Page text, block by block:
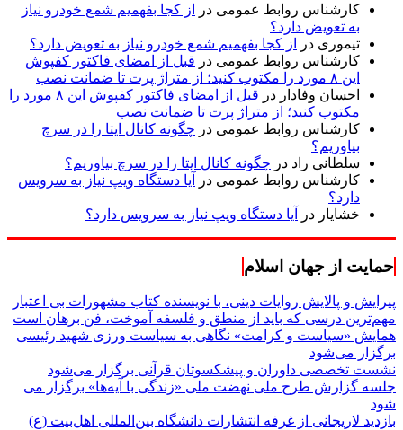
کارشناس روابط عمومی در
از کجا بفهمیم شمع خودرو نیاز
به تعویض دارد؟
تیموری در
از کجا بفهمیم شمع خودرو نیاز به تعویض دارد؟
کارشناس روابط عمومی در قبل از امضای فاکتور کفپوش
این ۸ مورد را مکتوب کنید؛ از متراژ پرت تا ضمانت نصب
احسان وفادار در
قبل از امضای فاکتور کفپوش این ۸ مورد را
مکتوب کنید؛ از متراژ پرت تا ضمانت نصب
کارشناس روابط عمومی در چگونه کانال ایتا را در سرچ
بیاوریم؟
سلطانی راد در چگونه کانال ایتا را در سرچ بیاوریم؟
کارشناس روابط عمومی در
آیا دستگاه ویپ نیاز به سرویس
دارد؟
خشایار در آیا دستگاه ویپ نیاز به سرویس دارد؟
حمایت از جهان اسلام
پیرایش و پالایش روایات دینی، با نویسنده کتاب مشهورات بی اعتبار
مهم‌ترین درسی که باید از منطق و فلسفه آموخت، فن برهان است
همایش «سیاست و کرامت» نگاهی به سیاست ورزی شهید رئیسی
برگزار می‌شود
نشست تخصصی داوران و پیشکسوتان قرآنی برگزار می‌شود
جلسه گزارش طرح ملی نهضت ملی «زندگی با آیه‌ها» برگزار می
شود
بازدید لاریجانی از غرفه انتشارات دانشگاه بین‌المللی اهل‌بیت (ع)